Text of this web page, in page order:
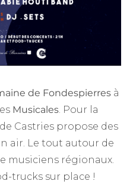
de Fondespierres à
Musicales. Pour la
Castries propose des
air. Le tout autour de
musiciens régionaux.
trucks sur place !